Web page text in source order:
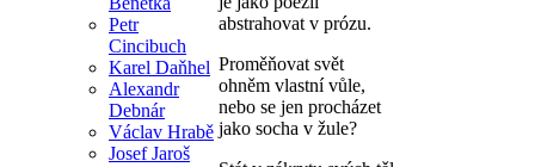
Petr
Cincibuch
Karel Daňhel
Alexandr
Debnár
Václav Hrabě
Josef Jaroš
abstrahovat v prózu.
Proměňovat svět
ohněm vlastní vůle,
nebo se jen procházet
jako socha v žule?